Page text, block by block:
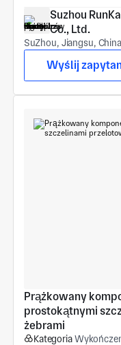
Suzhou
Co., Ltd.
SuZhou, Jiangsu, China
Wyślij
Prążkowany
prostokątnymi
żebrami
Kategoria